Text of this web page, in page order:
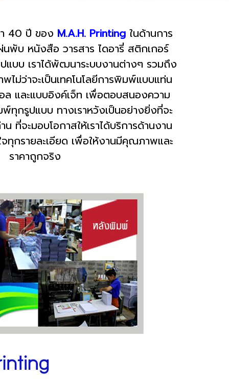
40 ปี ของ M.A.H. Printing ในด้านการ
บ หนังสือ วารสาร ไดอารี่ สติกเกอร์
บบ เราได้พัฒนาระบบงานต่างๆ รวมถึง
ไม่ว่าจะเป็นเทคโนโลยีการพิมพ์แบบแท่น
และแบบอิงค์เจ็ท เพื่อตอบสนองความ
กรูปแบบ ทางเราหวังเป็นอย่างยิ่งที่จะ
น ที่จะมอบโอกาสให้เราได้บริการด้านงาน
ทุกรายละเอียด เพื่อให้งานมีคุณภาพและ
ราคาถูกจริง